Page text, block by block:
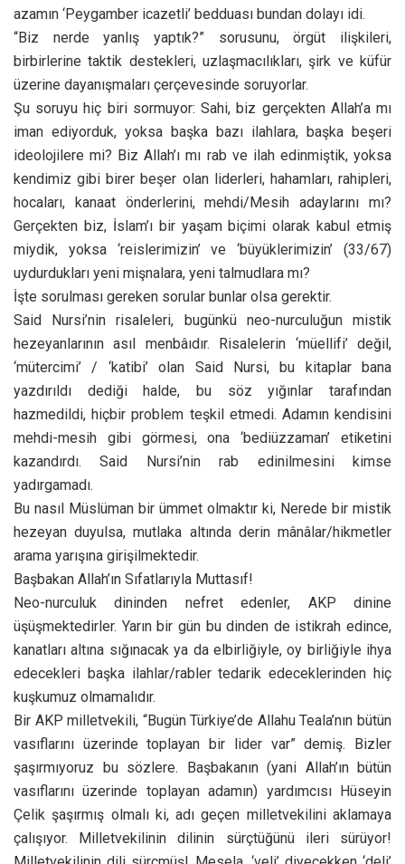
azamın ‘Peygamber icazetli’ bedduası bundan dolayı idi.
“Biz nerde yanlış yaptık?” sorusunu, örgüt ilişkileri,
birbirlerine taktik destekleri, uzlaşmacılıkları, şirk ve küfür
üzerine dayanışmaları çerçevesinde soruyorlar.
Şu soruyu hiç biri sormuyor: Sahi, biz gerçekten Allah’a mı
iman ediyorduk, yoksa başka bazı ilahlara, başka beşeri
ideolojilere mi? Biz Allah’ı mı rab ve ilah edinmiştik, yoksa
kendimiz gibi birer beşer olan liderleri, hahamları, rahipleri,
hocaları, kanaat önderlerini, mehdi/Mesih adaylarını mı?
Gerçekten biz, İslam’ı bir yaşam biçimi olarak kabul etmiş
miydik, yoksa ‘reislerimizin’ ve ‘büyüklerimizin’ (33/67)
uydurdukları yeni mişnalara, yeni talmudlara mı?
İşte sorulması gereken sorular bunlar olsa gerektir.
Said Nursi’nin risaleleri, bugünkü neo-nurculuğun mistik
hezeyanlarının asıl menbâıdır. Risalelerin ‘müellifi’ değil,
‘mütercimi’ / ‘katibi’ olan Said Nursi, bu kitaplar bana
yazdırıldı dediği halde, bu söz yığınlar tarafından
hazmedildi, hiçbir problem teşkil etmedi. Adamın kendisini
mehdi-mesih gibi görmesi, ona ‘bediüzzaman’ etiketini
kazandırdı. Said Nursi’nin rab edinilmesini kimse
yadırgamadı.
Bu nasıl Müslüman bir ümmet olmaktır ki, Nerede bir mistik
hezeyan duyulsa, mutlaka altında derin mânâlar/hikmetler
arama yarışına girişilmektedir.
Başbakan Allah’ın Sıfatlarıyla Muttasıf!
Neo-nurculuk dininden nefret edenler, AKP dinine
üşüşmektedirler. Yarın bir gün bu dinden de istikrah edince,
kanatları altına sığınacak ya da elbirliğiyle, oy birliğiyle ihya
edecekleri başka ilahlar/rabler tedarik edeceklerinden hiç
kuşkumuz olmamalıdır.
Bir AKP milletvekili, “Bugün Türkiye’de Allahu Teala’nın bütün
vasıflarını üzerinde toplayan bir lider var” demiş. Bizler
şaşırmıyoruz bu sözlere. Başbakanın (yani Allah’ın bütün
vasıflarını üzerinde toplayan adamın) yardımcısı Hüseyin
Çelik şaşırmış olmalı ki, adı geçen milletvekilini aklamaya
çalışıyor. Milletvekilinin dilinin sürçtüğünü ileri sürüyor!